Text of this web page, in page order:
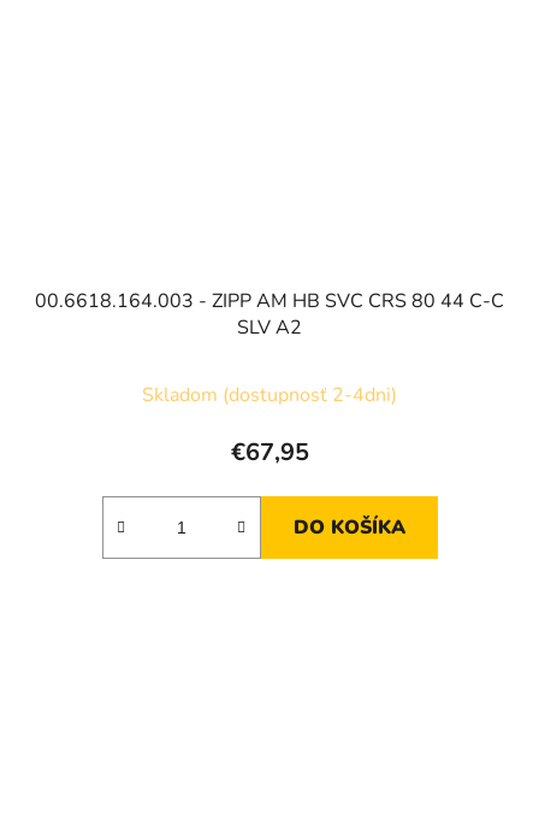
00.6618.164.003 - ZIPP AM HB SVC CRS 80 44 C-C
SLV A2
Skladom (dostupnosť 2-4dni)
€67,95
DO KOŠÍKA